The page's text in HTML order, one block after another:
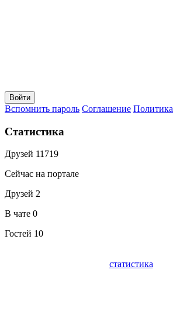
Вспомнить пароль Соглашение Политика
Статистика
Друзей 11719
Сейчас на портале
Друзей 2
В чате 0
Гостей 10
статистика